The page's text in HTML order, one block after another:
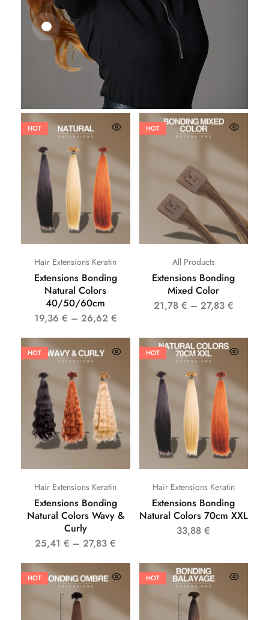
HOT
Hair Extensions Keratin
Extensions Bonding
Natural Colors
40/50/60cm
19,36 € – 26,62 €
HOT
All Products
Extensions Bonding
Mixed Color
21,78 € – 27,83 €
HOT
Hair Extensions Keratin
Extensions Bonding
Natural Colors Wavy &
Curly
25,41€ –27,83€
HOT
Hair Extensions Keratin
Extensions Bonding
Natural Colors 70cm XXL
33,88€
HOT HOT